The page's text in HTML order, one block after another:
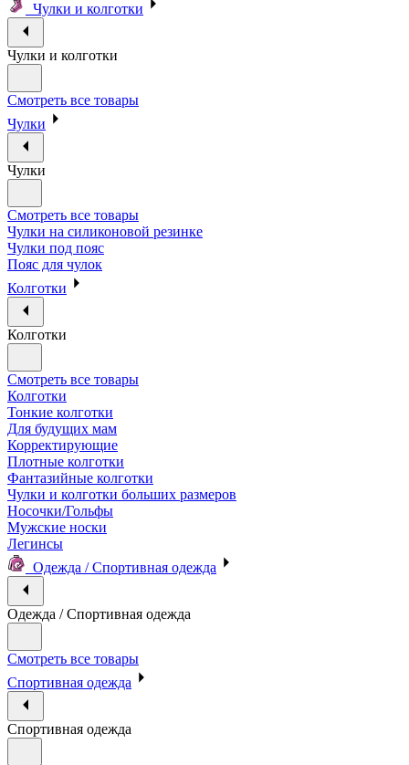
Чулки и колготки
Чулки и колготки
Смотреть все товары
Чулки
Чулки
Смотреть все товары
Чулки на силиконовой резинке
Чулки под пояс
Пояс для чулок
Колготки
Колготки
Смотреть все товары
Колготки
Тонкие колготки
Для будущих мам
Корректирующие
Плотные колготки
Фантазийные колготки
Чулки и колготки больших размеров
Носочки/Гольфы
Мужские носки
Легинсы
Одежда / Спортивная одежда
Одежда / Спортивная одежда
Смотреть все товары
Спортивная одежда
Спортивная одежда